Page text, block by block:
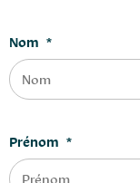
Nom *
Prénom *